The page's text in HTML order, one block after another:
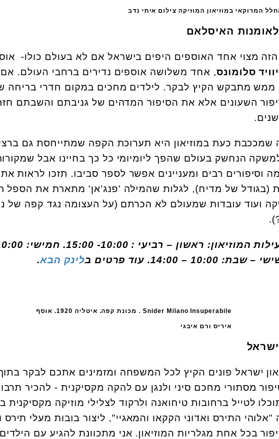
המרוקאי במוזיאון המוזיקה צילום איתי נדב
לאומנות האיסלאם
הזה מצוי אחד האוספים היפים בישראל אם לא בעולם כולו-
סלומונס, אחד משלושה אוספים נדירים ברחבי העולם.
ממש מתבקש הקיץ לבקר. לילדים מחכים במקום חדרי בריחה
השעונים אלא את הסיפור המדהים של גניבתם והשבתם
שמככבת כעת במוזיאון היא תערוכת הקפה שמתייחסת גם
הנחשק בעולם שהפך ליומיומי כל כך בחיינו אבל
וסיפורים רבים ומעניינים אפשר לספר סביבו. תזכו לראות
(בגודל של מדיח), לגלות שהמילה 'פנג'אן' מתארת את הספל
ועוד עובדות שמעולם לא הכרתם (על העצומה נגד קפה של
המוזיאון: ראשון – רביעי : 10:00- 15:00.
– שבת: 10:00 – 14:00. עוד פרטים ב לינק הבא.
Snider Milano Insuperabile . מכונת קפה. איטליה 1920. אוסף
איריס ורם איבגי
ישראל
ישראל פונים הקיץ לכל המשפחה ומזמינים אתכם לבקר
מסתורי מחכם סיני ולנגן עם להקה מקסיקנית - להכיר
לטייל ברחובות טיחואנה ולרקוד לצלילי מוזיקה מקסיקנית
"אלוהי התירס ואדוני הקקאו והמאגיי", ליצור בובות מעלי תירס
בכל אחת מגלריות המוזיאון. אני מתכוונת להגיע עם